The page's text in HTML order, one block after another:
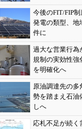
今後のFIT/FIP
発電の類型、地
件に
過大な営業行
規制の実効性強
を明確化へ
原油調達先の多
勢を踏まえ石油
しへ
応札不足が続く